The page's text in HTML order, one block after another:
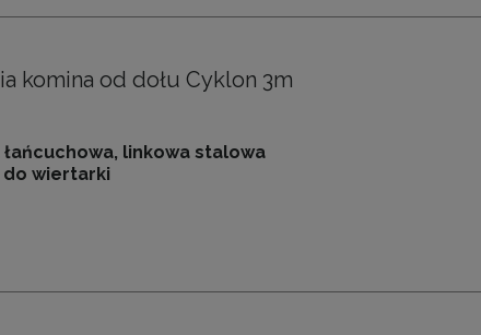
komina od dołu Cyklon 3m
łańcuchowa, linkowa stalowa
wiertarki